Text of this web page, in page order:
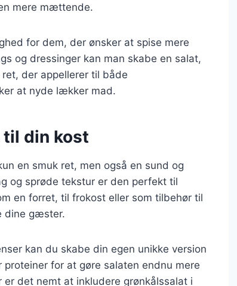
mere mættende.
for dem, der ønsker at spise mere
og dressinger kan man skabe en salat,
der appellerer til både
at nyde lækker mad.
din kost
en smuk ret, men også en sund og
og sprøde tekstur er den perfekt til
en forret, til frokost eller som tilbehør til
dine gæster.
kan du skabe din egen unikke version
for at gøre salaten endnu mere
det nemt at inkludere grønkålssalat i